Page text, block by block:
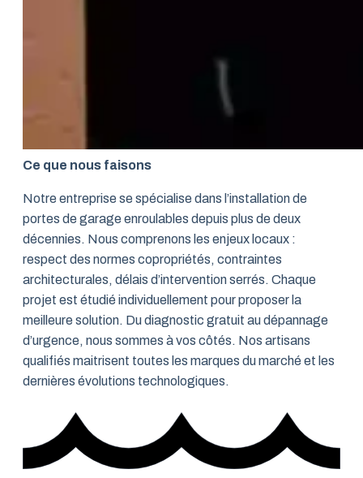
Ce que nous faisons
Notre entreprise se spécialise dans l’installation de
portes de garage enroulables depuis plus de deux
décennies. Nous comprenons les enjeux locaux :
respect des normes copropriétés, contraintes
architecturales, délais d’intervention serrés. Chaque
projet est étudié individuellement pour proposer la
meilleure solution. Du diagnostic gratuit au dépannage
d’urgence, nous sommes à vos côtés. Nos artisans
qualifiés maitrisent toutes les marques du marché et les
dernières évolutions technologiques.